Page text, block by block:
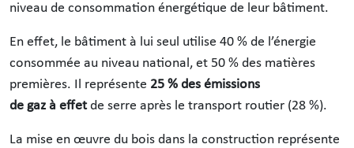
niveau de consommation énergétique de leur bâtiment.
En effet, le bâtiment à lui seul utilise 40 % de l’énergie
consommée au niveau national, et 50 % des matières
premières. Il représente 25 % des émissions
de gaz à effetde serre après le transport routier (28 %).
La mise en œuvre du bois dans la construction représente